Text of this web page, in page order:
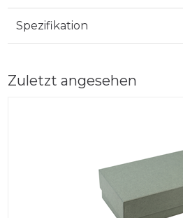
Spezifikation
Zuletzt angesehen